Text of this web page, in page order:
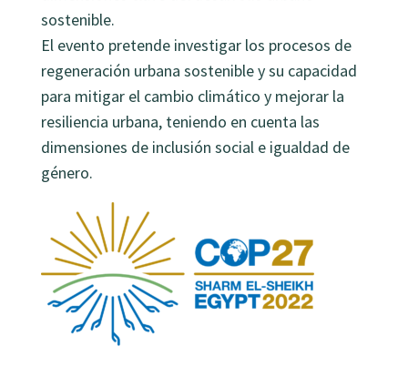
sostenible.
El evento pretende investigar los procesos de
regeneración urbana sostenible y su capacidad
para mitigar el cambio climático y mejorar la
resiliencia urbana, teniendo en cuenta las
dimensiones de inclusión social e igualdad de
género.